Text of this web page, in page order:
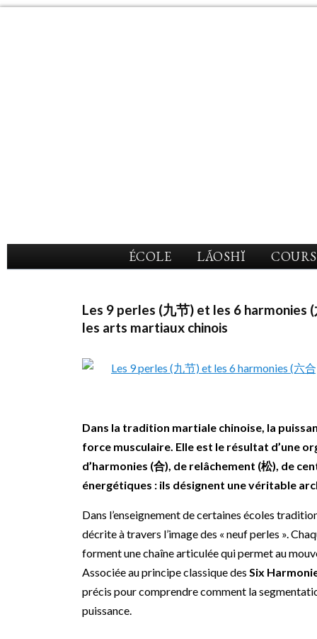
ÉCOLE LÃOSHÏ COURS
Les 9 perles (九节) et les 6 harmonies
les arts martiaux chinois
Dans la tradition martiale chinoise, la
force musculaire. Elle est le résultat d’une
d’harmonies (合), de relâchement (松), de
énergétiques : ils désignent une véritable
Dans l’enseignement de certaines écoles
décrite à travers l’image des « neuf perles ».
forment une chaîne articulée qui permet au
Associée au principe classique des Six
précis pour comprendre comment la
puissance.